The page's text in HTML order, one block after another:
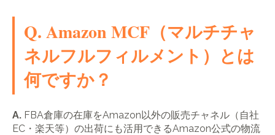
Q. Amazon MCF（マルチチャ
ネルフルフィルメント）とは
何ですか？
A. FBA倉庫の在庫をAmazon以外の販売チャネル（自社
EC・楽天等）の出荷にも活用できるAmazon公式の物流